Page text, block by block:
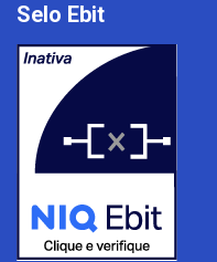
Selo Ebit